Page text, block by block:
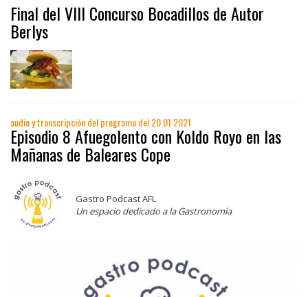
Final del VIII Concurso Bocadillos de Autor
Berlys
audio y transcripción del programa del 20 01 2021
Episodio 8 Afuegolento con Koldo Royo en las
Mañanas de Baleares Cope
Gastro Podcast AFL
Un espacio dedicado a la Gastronomía